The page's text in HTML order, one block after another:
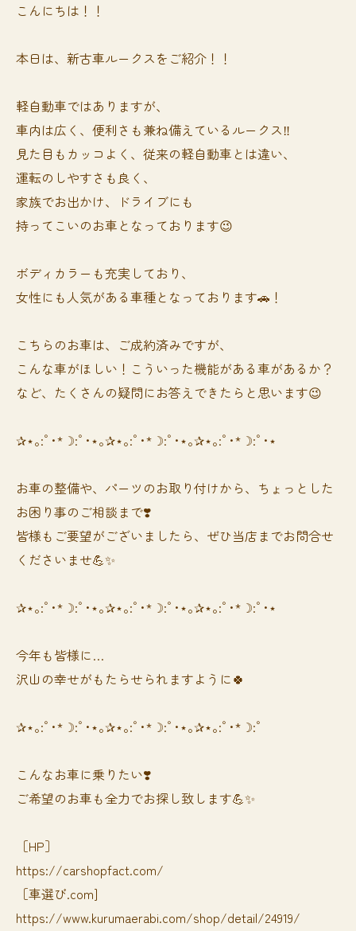
こんにちは！！
本日は、新古車ルークスをご紹介！！
軽自動車ではありますが、
車内は広く、便利さも兼ね備えているルークス‼️
見た目もカッコよく、従来の軽自動車とは違い、
運転のしやすさも良く、
家族でお出かけ、ドライブにも
持ってこいのお車となっております😉
ボディカラーも充実しており、
女性にも人気がある車種となっております🚗！
こちらのお車は、ご成約済みですが、
こんな車がほしい！こういった機能がある車があるか？
など、たくさんの疑問にお答えできたらと思います😉
✰⋆｡:ﾟ･*☽:ﾟ･⋆｡✰⋆｡:ﾟ･*☽:ﾟ･⋆｡✰⋆｡:ﾟ･*☽:ﾟ･⋆
お車の整備や、パーツのお取り付けから、ちょっとした
お困り事のご相談まで❣️
皆様もご要望がございましたら、ぜひ当店までお問合せ
くださいませ💪✨
✰⋆｡:ﾟ･*☽:ﾟ･⋆｡✰⋆｡:ﾟ･*☽:ﾟ･⋆｡✰⋆｡:ﾟ･*☽:ﾟ･⋆
今年も皆様に…
沢山の幸せがもたらせられますように🍀
✰⋆｡:ﾟ･*☽:ﾟ･⋆｡✰⋆｡:ﾟ･*☽:ﾟ･⋆｡✰⋆｡:ﾟ･*☽:ﾟ
⁡⁡⁡こんなお車に乗りたい❣️
ご希望のお車も全力でお探し致します💪✨
［HP］
https://carshopfact.com/
［車選び.com]
https://www.kurumaerabi.com/shop/detail/24919/